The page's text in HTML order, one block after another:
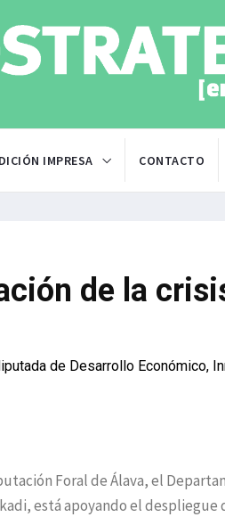
IMPRESA CONTACTO
de la
de Desarrollo Económico,
Foral de Álava, el
está apoyando el despliegue